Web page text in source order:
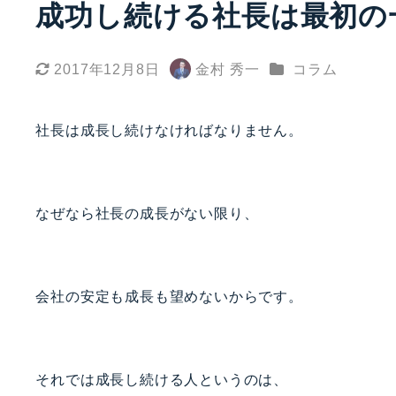
成功し続ける社長は最初
2017年12月8日
著
金村 秀一 カテゴリー
コラム
社長は成長し続けなければなりません。
なぜなら社長の成長がない限り、
会社の安定も成長も望めないからです。
それでは成長し続ける人というのは、